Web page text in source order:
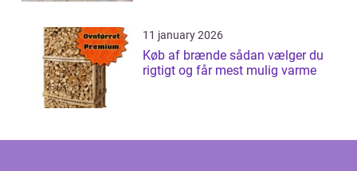
11 january 2026
Køb af brænde sådan vælger du
rigtigt og får mest mulig varme